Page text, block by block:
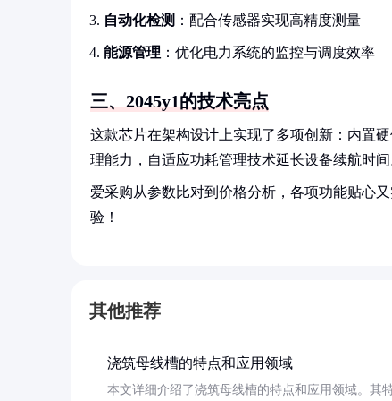
自动化检测 ：配合传感器实现高精度测量
能源管理 ：优化电力系统的监控与调度效率
三、2045y1的技术亮点
这款芯片在架构设计上实现了多项创新：内置
理能力，自适应功耗管理技术延长设备续航时
爱采购从参数比对到价格分析，各项功能贴心
验！
其他推荐
浇筑母线槽的特点和应用领域
本文详细介绍了浇筑母线槽的特点和应用领域。其